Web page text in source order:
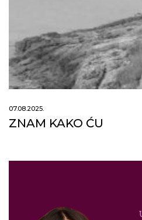
07.08.2025.
ZNAM KAKO ĆU